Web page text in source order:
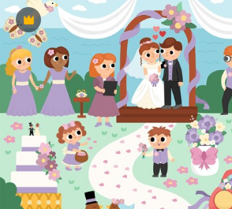
Premium